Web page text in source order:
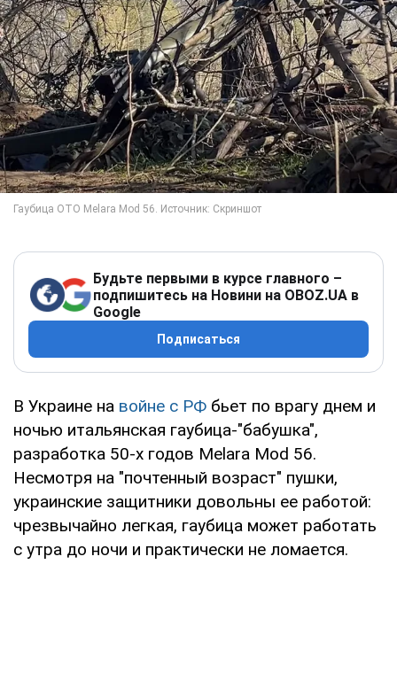
Будьте первыми в курсе главного –
подпишитесь на Новини на OBOZ.UA в
Google
Подписаться
В Украине на войне с РФ бьет по врагу днем и
ночью итальянская гаубица-"бабушка",
разработка 50-х годов Melara Mod 56.
Несмотря на "почтенный возраст" пушки,
украинские защитники довольны ее работой:
чрезвычайно легкая, гаубица может работать
с утра до ночи и практически не ломается.